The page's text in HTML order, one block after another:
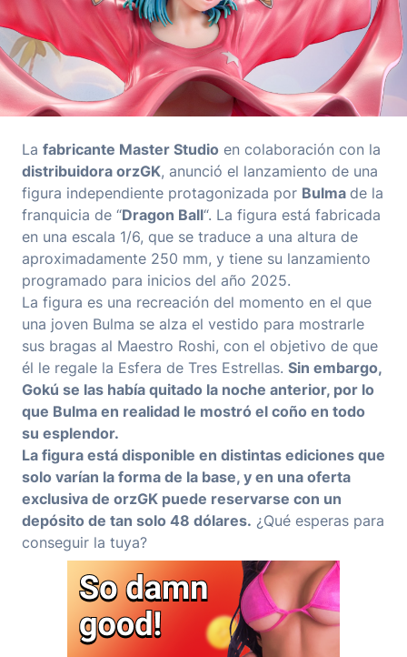
La fabricante Master Studio en colaboración con la
distribuidora orzGK, anunció el lanzamiento de una
figura independiente protagonizada por Bulma de la
franquicia de “Dragon Ball“. La figura está fabricada
en una escala 1/6, que se traduce a una altura de
aproximadamente 250 mm, y tiene su lanzamiento
programado para inicios del año 2025.
La figura es una recreación del momento en el que
una joven Bulma se alza el vestido para mostrarle
sus bragas al Maestro Roshi, con el objetivo de que
él le regale la Esfera de Tres Estrellas. Sin embargo,
Gokú se las había quitado la noche anterior, por lo
que Bulma en realidad le mostró el coño en todo
su esplendor.
La figura está disponible en distintas ediciones que
solo varían la forma de la base, y en una oferta
exclusiva de orzGK puede reservarse con un
depósito de tan solo 48 dólares. ¿Qué esperas para
conseguir la tuya?